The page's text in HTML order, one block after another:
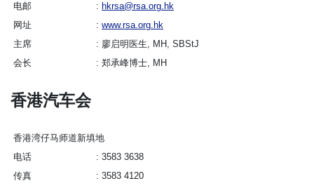
电邮
hkrsa@rsa.org.hk
网址
www.rsa.org.hk
主席
廖启明医生, MH, SBStJ
会长
郑承峰博士, MH
香港汽车会
香港湾仔马师道新填地
电话
3583 3638
传真
3583 4120